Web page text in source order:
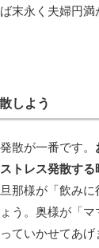
末永く夫婦円満
しよう
散が一番です。
トレス発散する
那様が「飲みに
う。奥様が「
ていかせてあげ